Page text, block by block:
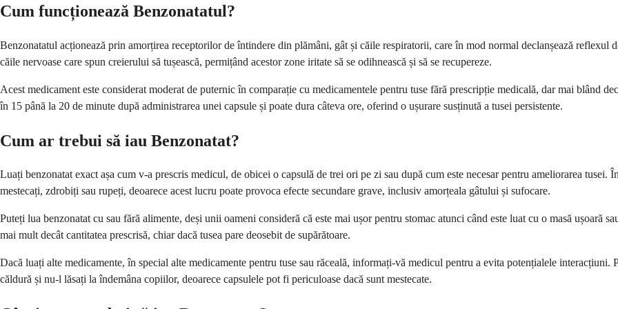
Cum funcționează Benzonatatul?
Benzonatatul acționează prin amorțirea receptorilor de întindere din plămâni, gât și căile respiratorii, care în mod normal declanșează reflexul
căile nervoase care spun creierului să tușească, permițând acestor zone iritate să se odihnească și să se recupereze.
Acest medicament este considerat moderat de puternic în comparație cu medicamentele pentru tuse fără prescripție medicală, dar mai blând
în 15 până la 20 de minute după administrarea unei capsule și poate dura câteva ore, oferind o ușurare susținută a tusei persistente.
Cum ar trebui să iau Benzonatat?
Luați benzonatat exact așa cum v-a prescris medicul, de obicei o capsulă de trei ori pe zi sau după cum este necesar pentru ameliorarea
mestecați, zdrobiți sau rupeți, deoarece acest lucru poate provoca efecte secundare grave, inclusiv amorțeala gâtului și sufocare.
Puteți lua benzonatat cu sau fără alimente, deși unii oameni consideră că este mai ușor pentru stomac atunci când este luat cu o masă ușoară
mai mult decât cantitatea prescrisă, chiar dacă tusea pare deosebit de supărătoare.
Dacă luați alte medicamente, în special alte medicamente pentru tuse sau răceală, informați-vă medicul pentru a evita potențialele
căldură și nu-l lăsați la îndemâna copiilor, deoarece capsulele pot fi periculoase dacă sunt mestecate.